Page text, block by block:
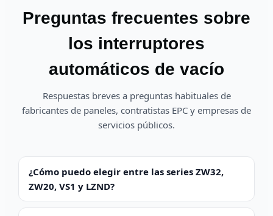
Preguntas frecuentes sobre
los interruptores
automáticos de vacío
Respuestas breves a preguntas habituales de
fabricantes de paneles, contratistas EPC y empresas de
servicios públicos.
¿Cómo puedo elegir entre las series ZW32,
ZW20, VS1 y LZND?